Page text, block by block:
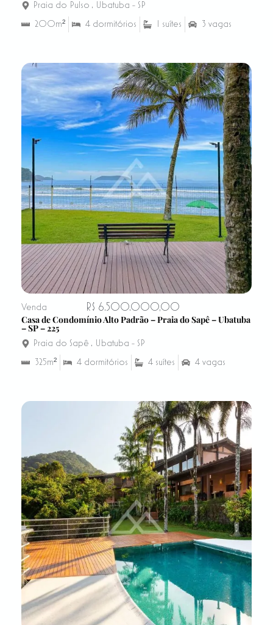
Praia do Pulso , Ubatuba - SP
200m²
4 dormitórios 1 suítes 3 vagas
Venda
R$ 6.500.000,00
Casa de Condomínio Alto Padrão – Praia do Sapê – Ubatuba
– SP – 225
Praia do Sapê , Ubatuba - SP
325m²
4 dormitórios 4 suítes 4 vagas